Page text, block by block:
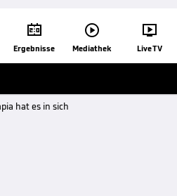

Ergebnisse

Mediathek

Live TV
hat es in sich